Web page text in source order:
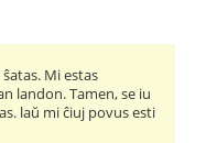
Mi estas
landon. Tamen, se iu
laŭ mi ĉiuj povus esti